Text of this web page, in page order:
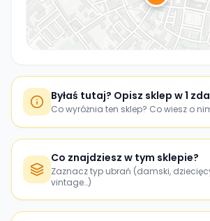
Byłaś tutaj? Opisz sklep w 1
Co wyróżnia ten sklep? Co wiesz o
Co znajdziesz w tym sklepie?
Zaznacz typ ubrań (damski,
vintage…)